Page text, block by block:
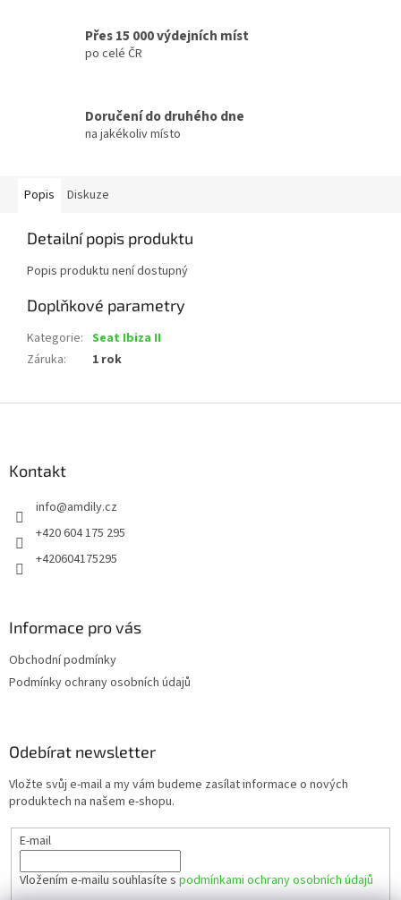
Přes 15 000 výdejních míst
po celé ČR
Doručení do druhého dne
na jakékoliv místo
Popis Diskuze
Detailní popis produktu
Popis produktu není dostupný
Doplňkové parametry
Kategorie: Seat Ibiza II
Záruka: 1 rok
Kontakt
info@amdily.cz
+420 604 175 295
+420604175295
Informace pro vás
Obchodní podmínky
Podmínky ochrany osobních údajů
Odebírat newsletter
Vložte svůj e-mail a my vám budeme zasílat informace o nových
produktech na našem e-shopu.
E-mail
Vložením e-mailu souhlasíte s podmínkami ochrany osobních údajů